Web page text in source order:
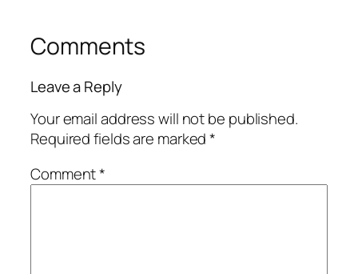
Comments
Leave a Reply
Your email address will not be published.
Required fields are marked*
Comment*